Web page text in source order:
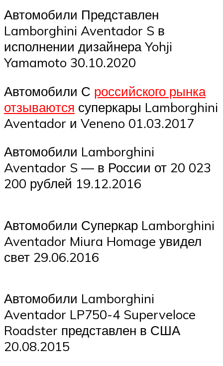
Автомобили Представлен
Lamborghini Aventador S в
исполнении дизайнера Yohji
Yamamoto 30.10.2020
Автомобили С российского рынка
отзываются суперкары Lamborghini
Aventador и Veneno 01.03.2017
Автомобили Lamborghini
Aventador S — в России от 20 023
200 рублей 19.12.2016
Автомобили Суперкар Lamborghini
Aventador Miura Homage увидел
свет 29.06.2016
Автомобили Lamborghini
Aventador LP750-4 Superveloce
Roadster представлен в США
20.08.2015